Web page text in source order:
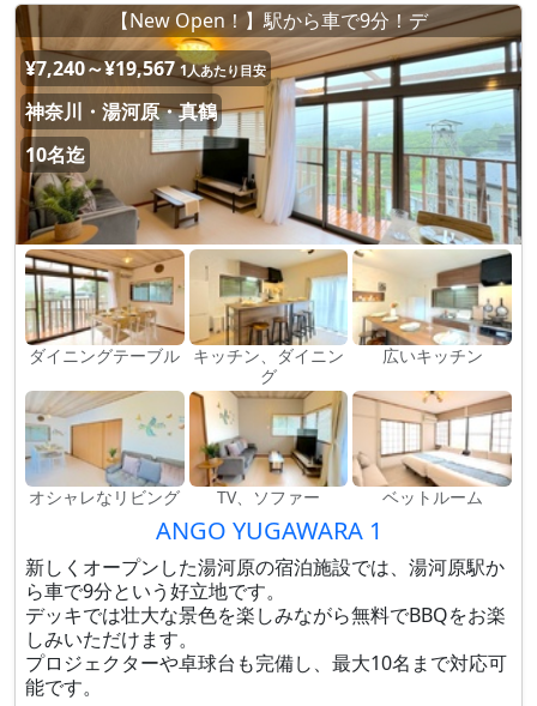
【New Open！】駅から車で9分！デ
¥7,240～¥19,567 1人あたり目安
神奈川・湯河原・真鶴
10名迄
ダイニングテーブル
キッチン、ダイニン
グ
広いキッチン
オシャレなリビング TV、ソファー ベットルーム
ANGO YUGAWARA 1
新しくオープンした湯河原の宿泊施設では、湯河原駅か
ら車で9分という好立地です。
デッキでは壮大な景色を楽しみながら無料でBBQをお楽
しみいただけます。
プロジェクターや卓球台も完備し、最大10名まで対応可
能です。